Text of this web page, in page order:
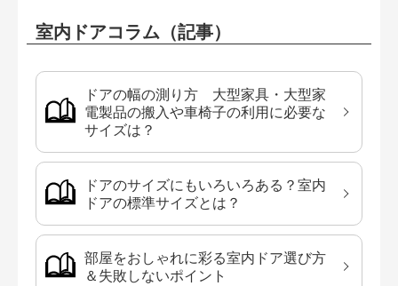
室内ドアコラム（記事）
ドアの幅の測り方 大型家具・大型家
電製品の搬入や車椅子の利用に必要な
サイズは？
ドアのサイズにもいろいろある？室内
ドアの標準サイズとは？
部屋をおしゃれに彩る室内ドア選び方
＆失敗しないポイント